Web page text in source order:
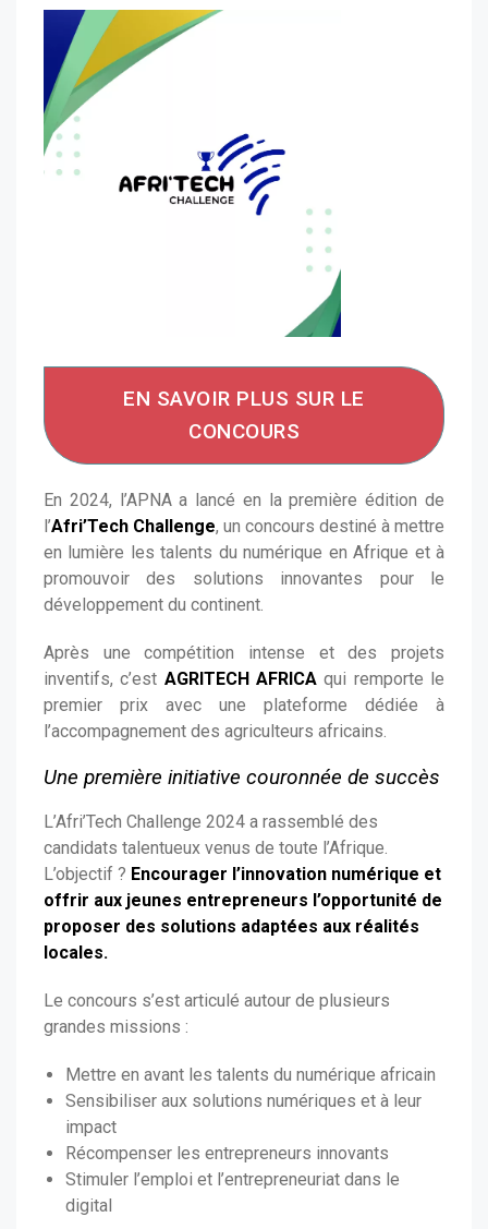
EN SAVOIR PLUS SUR LE
CONCOURS
En 2024, l’APNA a lancé en la première édition de
l’Afri’Tech Challenge, un concours destiné à mettre
en lumière les talents du numérique en Afrique et à
promouvoir des solutions innovantes pour le
développement du continent.
Après une compétition intense et des projets
inventifs, c’est AGRITECH AFRICAqui remporte le
premier prix avec une plateforme dédiée à
l’accompagnement des agriculteurs africains.
Une première initiative couronnée de succès
L’Afri’Tech Challenge 2024 a rassemblé des
candidats talentueux venus de toute l’Afrique.
L’objectif ? Encourager l’innovation numérique et
offrir aux jeunes entrepreneurs l’opportunité de
proposer des solutions adaptées aux réalités
locales.
Le concours s’est articulé autour de plusieurs
grandes missions :
Mettre en avant les talents du numérique africain
Sensibiliser aux solutions numériques et à leur
impact
Récompenser les entrepreneurs innovants
Stimuler l’emploi et l’entrepreneuriat dans le
digital